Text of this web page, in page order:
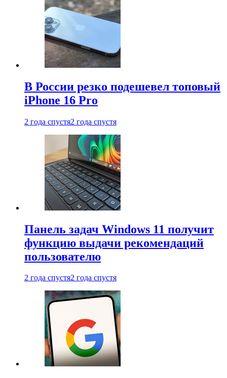
В России резко подешевел топовый
iPhone 16 Pro
2 года спустя2 года спустя
Панель задач Windows 11 получит
функцию выдачи рекомендаций
пользователю
2 года спустя2 года спустя